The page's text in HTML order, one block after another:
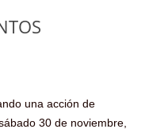
una acción de
30 de noviembre,